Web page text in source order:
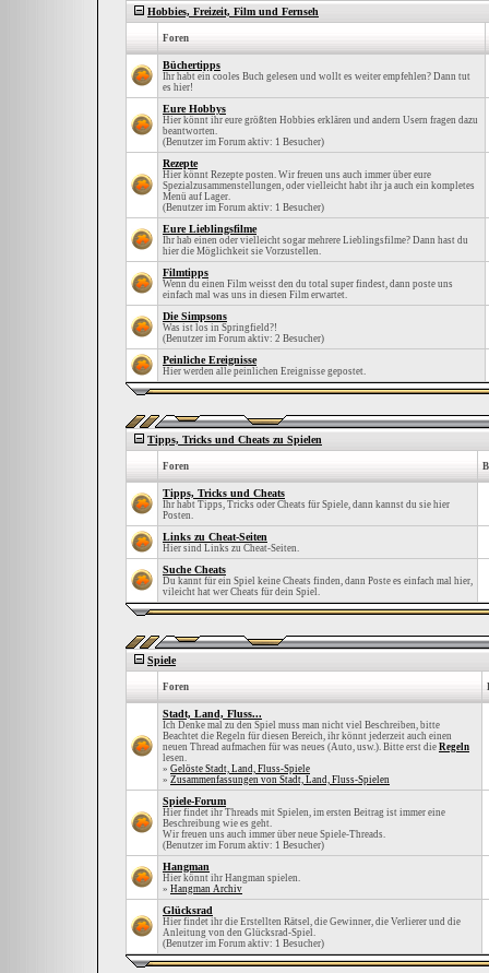
Hobbies, Freizeit, Film und Fernseh
Foren
Büchertipps
Ihr habt ein cooles Buch gelesen und wollt es weiter empfehlen? Dann tut
es hier!
Eure Hobbys
Hier könnt ihr eure größten Hobbies erklären und andern Usern fragen dazu
beantworten.
(Benutzer im Forum aktiv: 1 Besucher)
Rezepte
Hier könnt Rezepte posten. Wir freuen uns auch immer über eure
Spezialzusammenstellungen, oder vielleicht habt ihr ja auch ein kompletes
Menü auf Lager.
(Benutzer im Forum aktiv: 1 Besucher)
Eure Lieblingsfilme
Ihr hab einen oder vielleicht sogar mehrere Lieblingsfilme? Dann hast du
hier die Möglichkeit sie Vorzustellen.
Filmtipps
Wenn du einen Film weisst den du total super findest, dann poste uns
einfach mal was uns in diesen Film erwartet.
Die Simpsons
Was ist los in Springfield?!
(Benutzer im Forum aktiv: 2 Besucher)
Peinliche Ereignisse
Hier werden alle peinlichen Ereignisse gepostet.
Tipps, Tricks und Cheats zu Spielen
Foren
Tipps, Tricks und Cheats
Ihr habt Tipps, Tricks oder Cheats für Spiele, dann kannst du sie hier
Posten.
Links zu Cheat-Seiten
Hier sind Links zu Cheat-Seiten.
Suche Cheats
Du kannt für ein Spiel keine Cheats finden, dann Poste es einfach mal hier,
vileicht hat wer Cheats für dein Spiel.
Spiele
Foren
Stadt, Land, Fluss...
Ich Denke mal zu den Spiel muss man nicht viel Beschreiben, bitte
Beachtet die Regeln für diesen Bereich, ihr könnt jederzeit auch einen
neuen Thread aufmachen für was neues (Auto, usw.). Bitte erst die Regeln
lesen.
» Gelöste Stadt, Land, Fluss-Spiele
» Zusammenfassungen von Stadt, Land, Fluss-Spielen
Spiele-Forum
Hier findet ihr Threads mit Spielen, im ersten Beitrag ist immer eine
Beschreibung wie es geht.
Wir freuen uns auch immer über neue Spiele-Threads.
(Benutzer im Forum aktiv: 1 Besucher)
Hangman
Hier könnt ihr Hangman spielen.
» Hangman Archiv
Glücksrad
Hier findet ihr die Erstellten Rätsel, die Gewinner, die Verlierer und die
Anleitung von den Glücksrad-Spiel.
(Benutzer im Forum aktiv: 1 Besucher)